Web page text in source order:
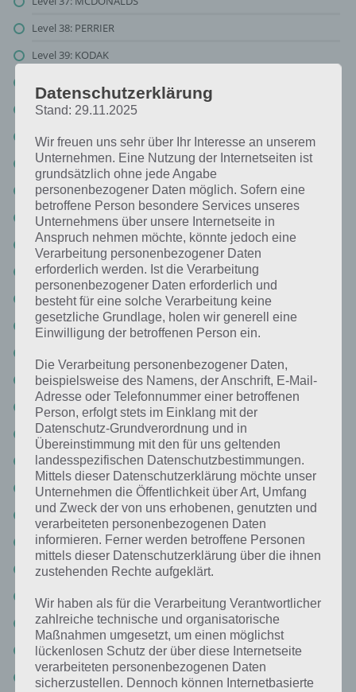
Level 38: PERRIER
Level 39: KODAK
Level 41: EASYJET
Level 42: LAYS
Level 43: VIRGIN
Level 44: SIEMENS
Level 45: AIRWICK
Level 46: NINTENDO
Logo Quiz Deutschland Level 47 Lösung : ROXY
Level 48: REPSOL
Level 49: CRAYOLA
Level 51: AMAZON
Level 52: PIZZAHUT
Level 53: SHELL
Level 54: TOTAL
Level 55 Lösung: FRISKIES
Logo Quiz Deutschland Lösung Level 56: VTECH
Level 57: ZIPPO
Level 58: AOL
Level 59: NIKE
Level 60: BANDAI
Level 61: BURN
Level 62: SAMSUNG
Datenschutzerklärung
Stand: 29.11.2025
Wir freuen uns sehr über Ihr Interesse an unserem
Unternehmen. Eine Nutzung der Internetseiten ist
grundsätzlich ohne jede Angabe
personenbezogener Daten möglich. Sofern eine
betroffene Person besondere Services unseres
Unternehmens über unsere Internetseite in
Anspruch nehmen möchte, könnte jedoch eine
Verarbeitung personenbezogener Daten
erforderlich werden. Ist die Verarbeitung
personenbezogener Daten erforderlich und
besteht für eine solche Verarbeitung keine
gesetzliche Grundlage, holen wir generell eine
Einwilligung der betroffenen Person ein.
Die Verarbeitung personenbezogener Daten,
beispielsweise des Namens, der Anschrift, E-Mail-
Adresse oder Telefonnummer einer betroffenen
Person, erfolgt stets im Einklang mit der
Datenschutz-Grundverordnung und in
Übereinstimmung mit den für uns geltenden
landesspezifischen Datenschutzbestimmungen.
Mittels dieser Datenschutzerklärung möchte unser
Unternehmen die Öffentlichkeit über Art, Umfang
und Zweck der von uns erhobenen, genutzten und
verarbeiteten personenbezogenen Daten
informieren. Ferner werden betroffene Personen
mittels dieser Datenschutzerklärung über die ihnen
zustehenden Rechte aufgeklärt.
Wir haben als für die Verarbeitung Verantwortlicher
zahlreiche technische und organisatorische
Maßnahmen umgesetzt, um einen möglichst
lückenlosen Schutz der über diese Internetseite
verarbeiteten personenbezogenen Daten
sicherzustellen. Dennoch können Internetbasierte